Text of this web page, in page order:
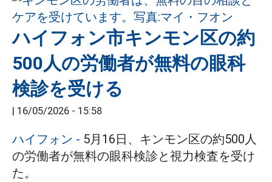
ハイフォン市キンモン区の約
500人の労働者が無料の眼科
検診を受ける
| 16/05/2026 - 15:58
ハイフォン - 5月16日、キンモン区の約500人
の労働者が無料の眼科検診と視力検査を受け
た。